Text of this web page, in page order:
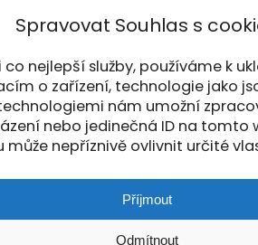
Spravovat Souhlas s
nejlepší služby, používáme k
o zařízení, technologie jako
nám umožní
nebo jedinečná ID na tomto
může nepříznivě ovlivnit určité
Příjmout
Odmítnout